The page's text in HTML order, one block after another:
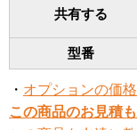
共有する
型番
・ オプションの価
この商品のお見積